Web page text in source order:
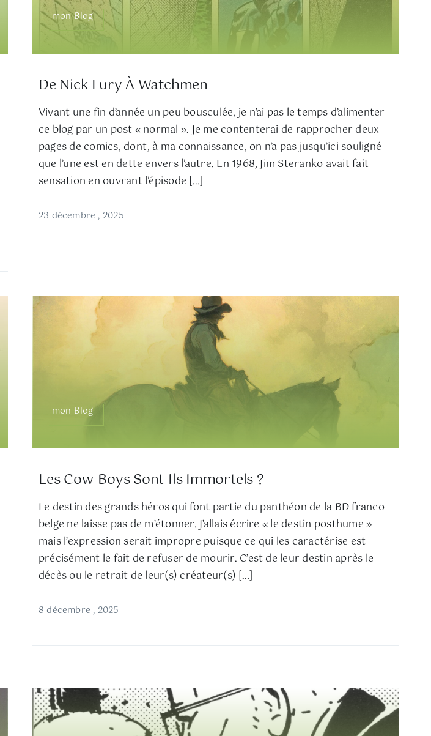
mon Blog
De Nick Fury À Watchmen
Vivant une fin d’année un peu bousculée, je n’ai pas le temps d’alimenter
ce blog par un post « normal ». Je me contenterai de rapprocher deux
pages de comics, dont, à ma connaissance, on n’a pas jusqu’ici souligné
que l’une est en dette envers l’autre. En 1968, Jim Steranko avait fait
sensation en ouvrant l’épisode […]
23 décembre , 2025
mon Blog
Les Cow-Boys Sont-Ils Immortels ?
Le destin des grands héros qui font partie du panthéon de la BD franco-
belge ne laisse pas de m’étonner. J’allais écrire « le destin posthume »
mais l’expression serait impropre puisque ce qui les caractérise est
précisément le fait de refuser de mourir. C’est de leur destin après le
décès ou le retrait de leur(s) créateur(s) […]
8 décembre , 2025